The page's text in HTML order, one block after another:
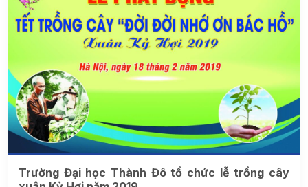
Trường Đại học Thành Đô tổ chức lễ trồng cây